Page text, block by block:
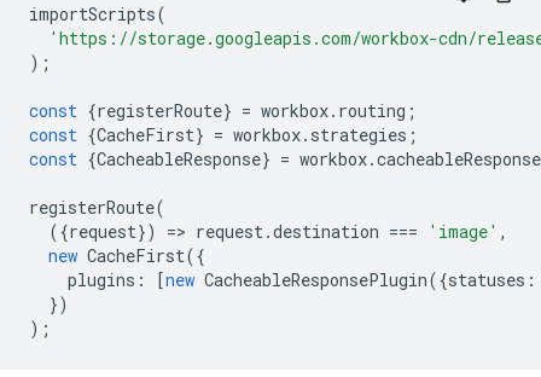
importScripts(
'https://storage.googleapis.com/workbox-cdn/
);
const {registerRoute} = workbox. routing ;
const {CacheFirst} = workbox. strategies ;
const {CacheableResponse} = workbox.cacheableResponse
registerRoute(
({request}) => request.destination === 'image' ,
new CacheFirst({
plugins : [new CacheableResponsePlugin({statuses :
})
);